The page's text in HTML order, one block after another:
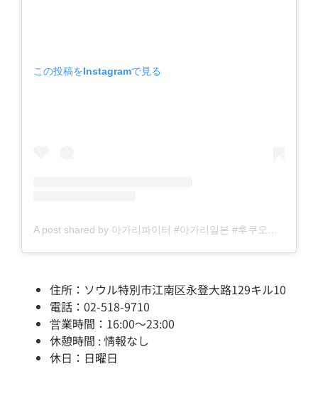
この投稿をInstagramで見る
A post shared by 아가리파이터 #아가리일본 #후쿠오카맛집 (@_agarifighter_)
住所：ソウル特別市江南区永登大路129キル10
電話：02-518-9710
営業時間：16:00～23:00
休憩時間 : 情報なし
休日：日曜日